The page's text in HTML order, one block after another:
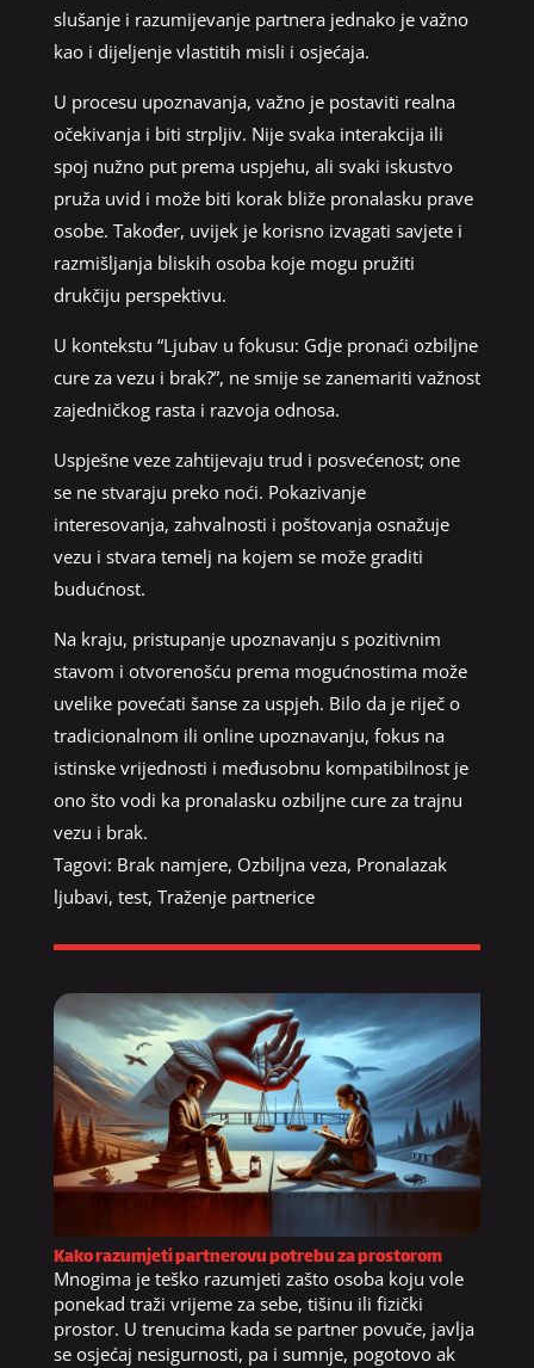
slušanje i razumijevanje partnera jednako je važno
kao i dijeljenje vlastitih misli i osjećaja.
U procesu upoznavanja, važno je postaviti realna
očekivanja i biti strpljiv. Nije svaka interakcija ili
spoj nužno put prema uspjehu, ali svaki iskustvo
pruža uvid i može biti korak bliže pronalasku prave
osobe. Također, uvijek je korisno izvagati savjete i
razmišljanja bliskih osoba koje mogu pružiti
drukčiju perspektivu.
U kontekstu “Ljubav u fokusu: Gdje pronaći ozbiljne
cure za vezu i brak?”, ne smije se zanemariti važnost
zajedničkog rasta i razvoja odnosa.
Uspješne veze zahtijevaju trud i posvećenost; one
se ne stvaraju preko noći. Pokazivanje
interesovanja, zahvalnosti i poštovanja osnažuje
vezu i stvara temelj na kojem se može graditi
budućnost.
Na kraju, pristupanje upoznavanju s pozitivnim
stavom i otvorenošću prema mogućnostima može
uvelike povećati šanse za uspjeh. Bilo da je riječ o
tradicionalnom ili online upoznavanju, fokus na
istinske vrijednosti i međusobnu kompatibilnost je
ono što vodi ka pronalasku ozbiljne cure za trajnu
vezu i brak.
Tagovi: Brak namjere, Ozbiljna veza, Pronalazak
ljubavi, test, Traženje partnerice
Kako razumjeti partnerovu potrebu za prostorom
Mnogima je teško razumjeti zašto osoba koju vole
ponekad traži vrijeme za sebe, tišinu ili fizički
prostor. U trenucima kada se partner povuče, javlja
se osjećaj nesigurnosti, pa i sumnje, pogotovo ak